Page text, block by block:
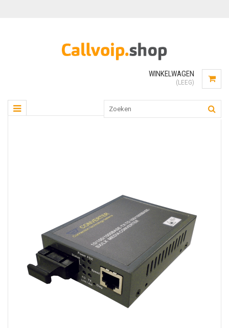
WINKELWAGEN
(LEEG)